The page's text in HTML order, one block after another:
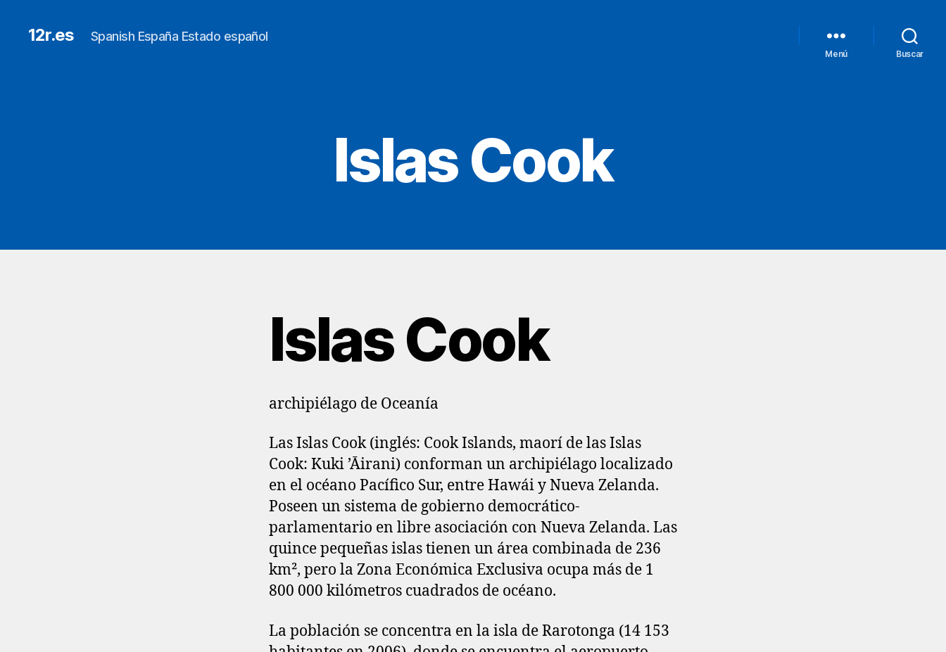
12r.es Spanish España Estado español
Menú Buscar
Islas Cook
Islas Cook
archipiélago de Oceanía
Las Islas Cook (inglés: Cook Islands, maorí de las Islas
Cook: Kuki ’Āirani) conforman un archipiélago localizado
en el océano Pacífico Sur, entre Hawái y Nueva Zelanda.
Poseen un sistema de gobierno democrático-
parlamentario en libre asociación con Nueva Zelanda. Las
quince pequeñas islas tienen un área combinada de 236
km²,​ pero la Zona Económica Exclusiva ocupa más de 1
800 000 kilómetros cuadrados de océano.
La población se concentra en la isla de Rarotonga (14 153